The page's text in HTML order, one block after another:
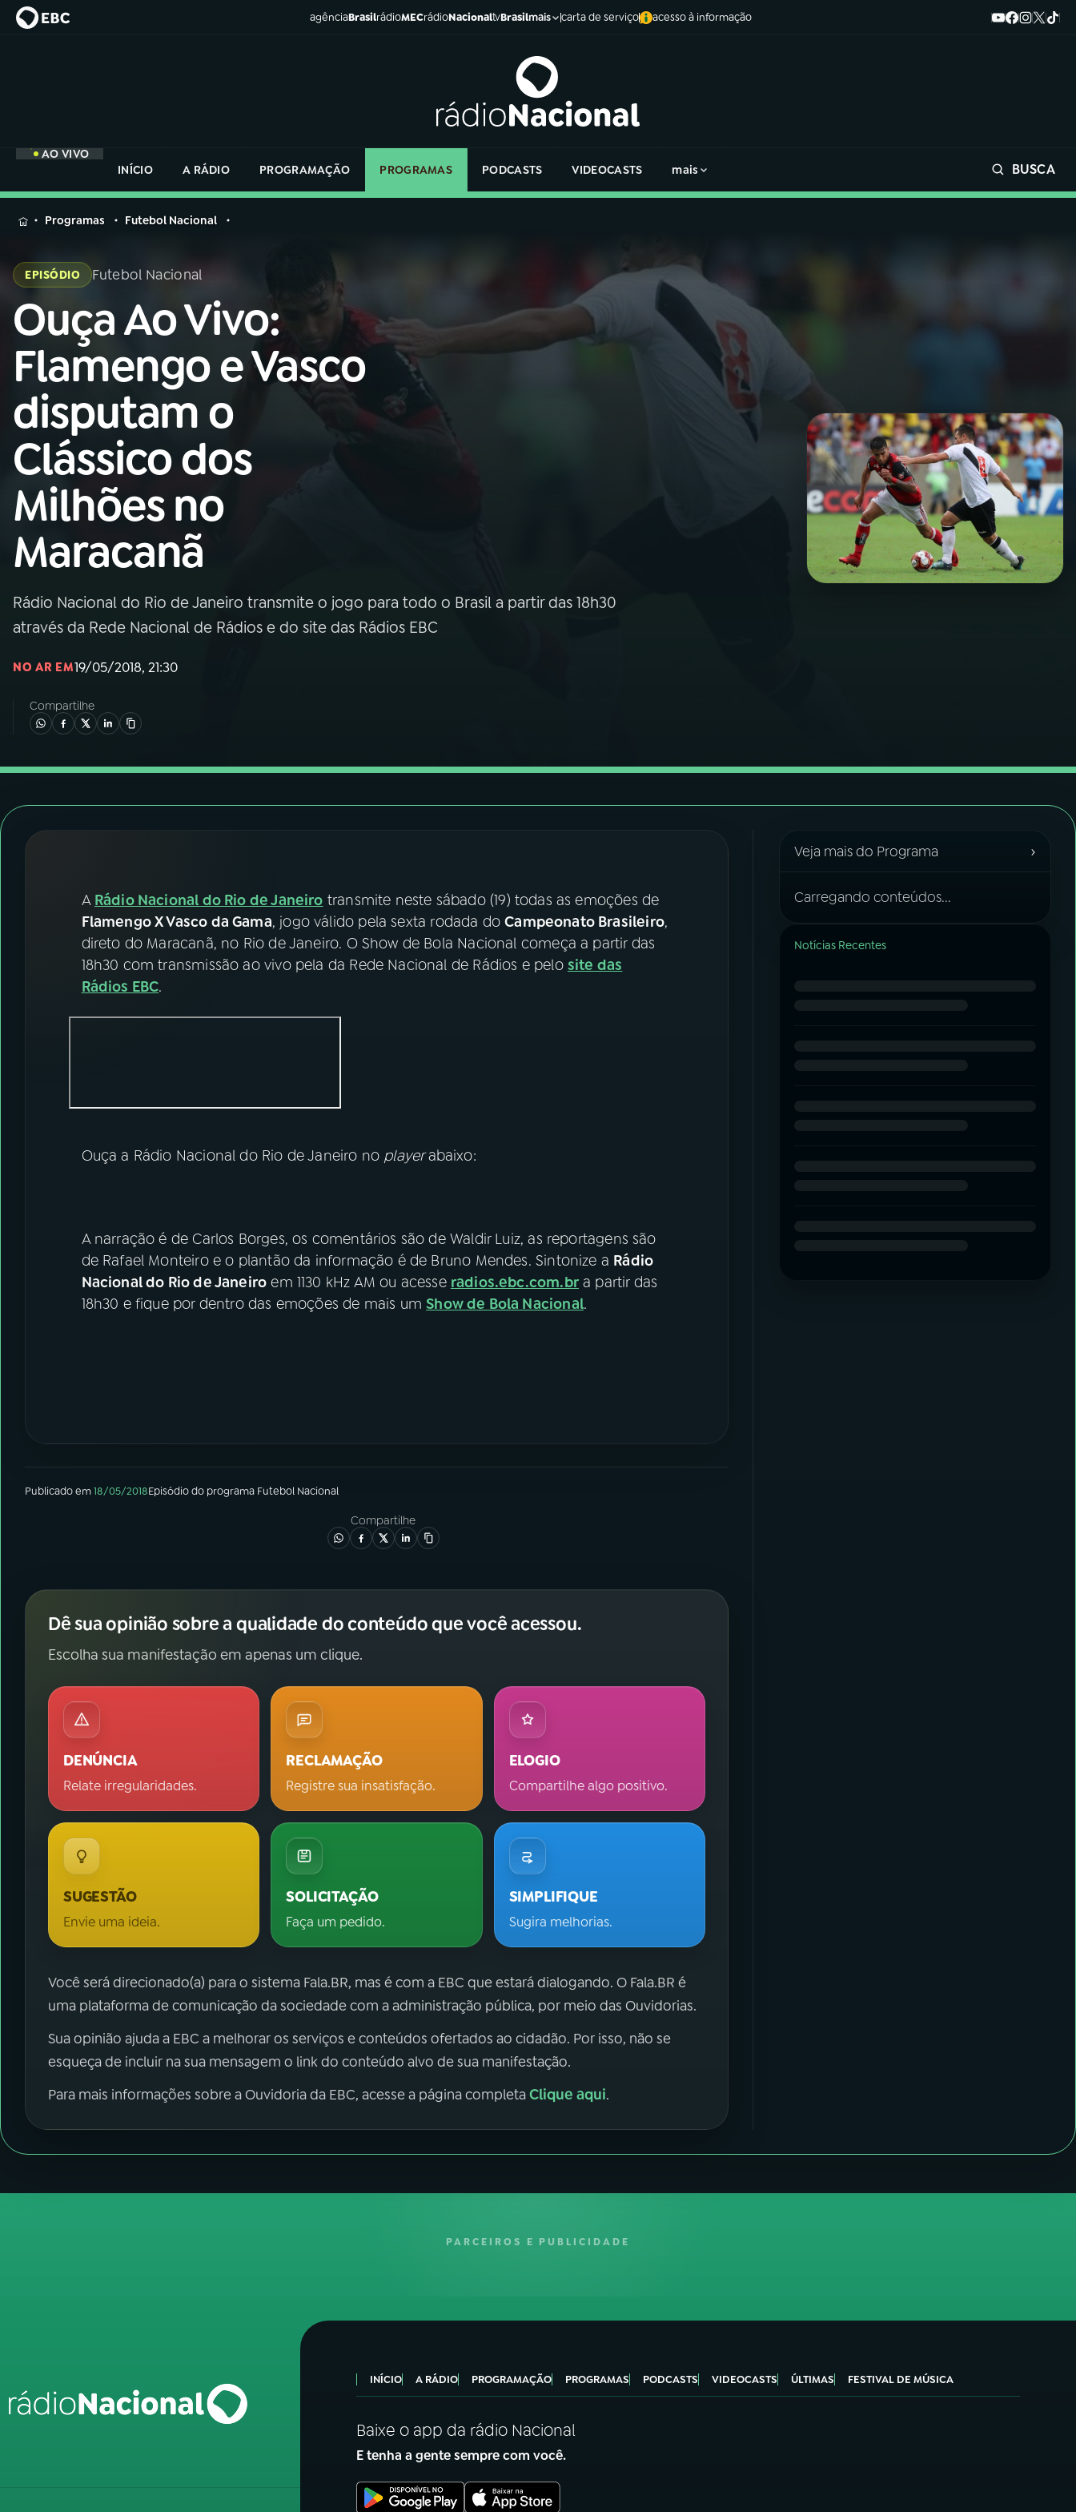
agênciaBrasilrádioMECrádioNacionaltvBrasilmais carta de serviço acesso à informação
AO VIVO
INÍCIO
A RÁDIO PROGRAMAÇÃO PROGRAMAS PODCASTS VIDEOCASTS mais BUSCA
MENU
Buscar
na
Rádio
Nacional
Buscar
01INÍCIO
02A RÁDIO
PROGRAMAÇÃO
04PROGRAMAS
06VIDEOCASTS
07ÚLTIMAS
08FESTIVAL DE MÚSICA
Instagram
na
Rádio
Programas Futebol Nacional
EPISÓDIO Futebol Nacional
Ouça Ao Vivo:
Flamengo e Vasco
disputam o
Clássico dos
Milhões no
Maracanã
Rádio Nacional do Rio de Janeiro transmite o jogo para todo o Brasil a partir das 18h30
através da Rede Nacional de Rádios e do site das Rádios EBC
NO AR EM19/05/2018, 21:30
Compartilhe
A Rádio Nacional do Rio de Janeiro transmite neste sábado (19) todas as emoções de
Flamengo X Vasco da Gama, jogo válido pela sexta rodada doCampeonato Brasileiro,
direto do Maracanã, no Rio de Janeiro. O Show de Bola Nacional começa a partir das
18h30 com transmissão ao vivo pela da Rede Nacional de Rádios e pelo site das
Rádios EBC.
Ouça a Rádio Nacional do Rio de Janeiro no playerabaixo:
A narração é de Carlos Borges, os comentários são de Waldir Luiz, as reportagens são
de Rafael Monteiro e o plantão da informação é de Bruno Mendes. Sintonize a Rádio
Nacional do Rio de Janeiro em 1130 kHz AM ou acesse radios.ebc.com.bra partir das
18h30 e fique por dentro das emoções de mais umShow de Bola Nacional.
Publicado em18/05/2018Episódiodo programa Futebol Nacional
Compartilhe
Dê sua opinião sobre a qualidade do conteúdo que você acessou.
Escolha sua manifestação em apenas um clique.
DENÚNCIA
Relate irregularidades.
RECLAMAÇÃO
Registre sua insatisfação.
ELOGIO
Compartilhe algo positivo.
SUGESTÃO
Envie uma ideia.
SOLICITAÇÃO
Faça um pedido.
SIMPLIFIQUE
Sugira melhorias.
Você será direcionado(a) para o sistema Fala.BR, mas é com a EBC que estará dialogando. O Fala.BR é
uma plataforma de comunicação da sociedade com a administração pública, por meio das Ouvidorias.
Sua opinião ajuda a EBC a melhorar os serviços e conteúdos ofertados ao cidadão. Por isso, não se
esqueça de incluir na sua mensagem o link do conteúdo alvo de sua manifestação.
Para mais informações sobre a Ouvidoria da EBC, acesse a página completaClique aqui.
Veja mais do Programa ›
Carregando conteúdos...
Notícias Recentes
PARCEIROS E PUBLICIDADE
INÍCIO A RÁDIO PROGRAMAÇÃO PROGRAMAS PODCASTS VIDEOCASTS ÚLTIMAS FESTIVAL DE MÚSICA
Baixe o app da rádio Nacional
E tenha a gente sempre com você.